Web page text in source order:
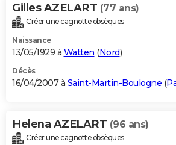
Gilles AZELART (77 ans)
Créer une cagnotte obsèques
Naissance
13/05/1929 à Watten (Nord)
Décès
16/04/2007 à Saint-Martin-Boulogne (
Helena AZELART (96 ans)
Créer une cagnotte obsèques